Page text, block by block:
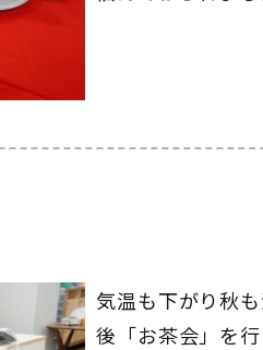
気温も下がり秋
後「お茶会」を